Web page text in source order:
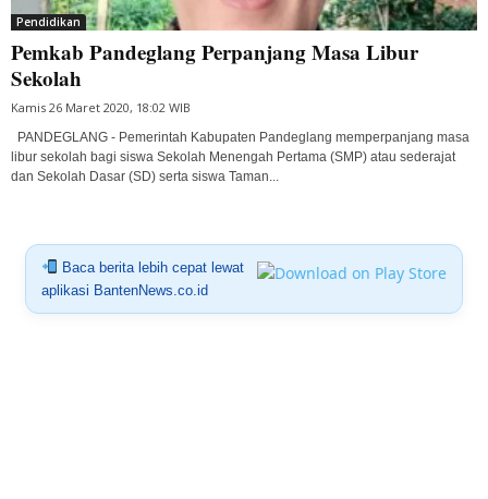
Pendidikan
Pemkab Pandeglang Perpanjang Masa Libur
Sekolah
Kamis 26 Maret 2020, 18:02 WIB
PANDEGLANG - Pemerintah Kabupaten Pandeglang memperpanjang masa
libur sekolah bagi siswa Sekolah Menengah Pertama (SMP) atau sederajat
dan Sekolah Dasar (SD) serta siswa Taman...
Baca berita lebih cepat lewat
aplikasi BantenNews.co.id